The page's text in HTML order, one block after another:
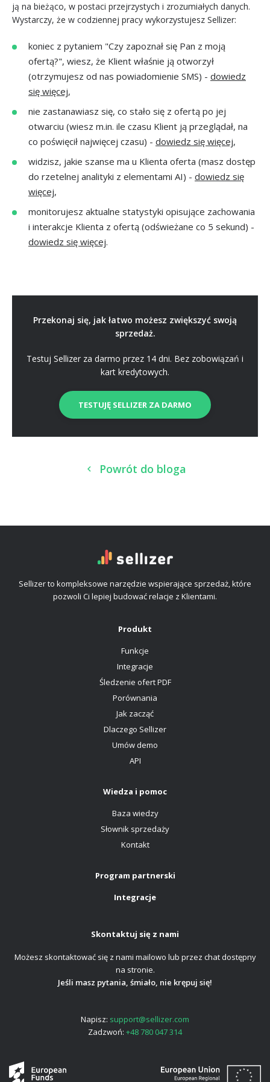
ją na bieżąco, w postaci przejrzystych i zrozumiałych danych.
Wystarczy, że w codziennej pracy wykorzystujesz Sellizer:
koniec z pytaniem "Czy zapoznał się Pan z moją
ofertą?", wiesz, że Klient właśnie ją otworzył
(otrzymujesz od nas powiadomienie SMS) - dowiedz
się więcej,
nie zastanawiasz się, co stało się z ofertą po jej
otwarciu (wiesz m.in. ile czasu Klient ją przeglądał, na
co poświęcił najwięcej czasu) - dowiedz się więcej,
widzisz, jakie szanse ma u Klienta oferta (masz dostęp
do rzetelnej analityki z elementami AI) - dowiedz się
więcej,
monitorujesz aktualne statystyki opisujące zachowania
i interakcje Klienta z ofertą (odświeżane co 5 sekund) -
dowiedz się więcej.
Przekonaj się, jak łatwo możesz zwiększyć swoją
sprzedaż.
Testuj Sellizer za darmo przez 14 dni. Bez zobowiązań i
kart kredytowych.
TESTUJĘ SELLIZER ZA DARMO
Powrót do bloga
Sellizer to kompleksowe narzędzie wspierające sprzedaż, które
pozwoli Ci lepiej budować relacje z Klientami.
Produkt
Funkcje
Integracje
Śledzenie ofert PDF
Porównania
Jak zacząć
Dlaczego Sellizer
Umów demo
API
Wiedza i pomoc
Baza wiedzy
Słownik sprzedaży
Kontakt
Program partnerski
Integracje
Skontaktuj się z nami
Możesz skontaktować się z nami mailowo lub przez chat dostępny
na stronie.
Jeśli masz pytania, śmiało, nie krępuj się!
Napisz: support@sellizer.com
Zadzwoń: +48 780 047 314